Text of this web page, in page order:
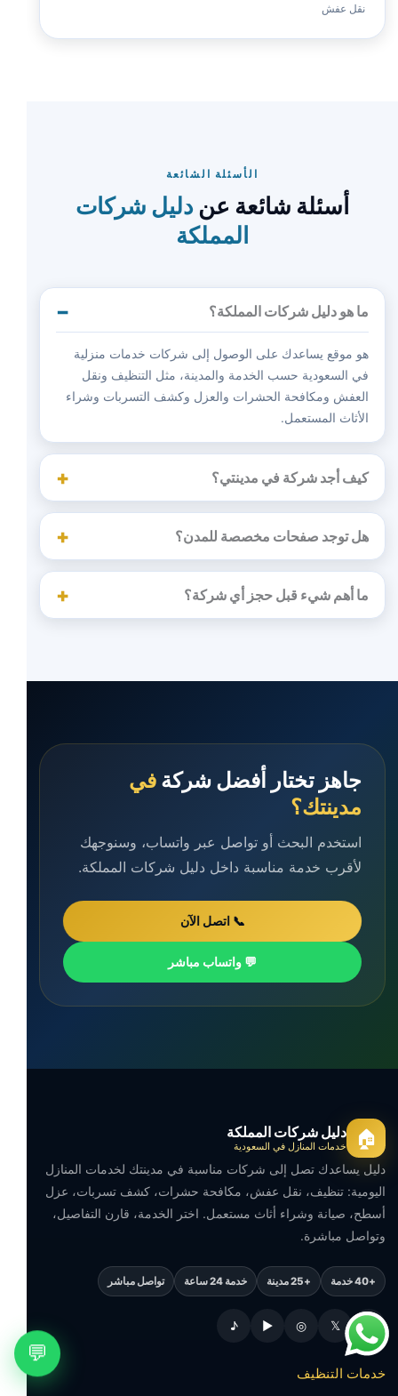
💬
نقل عفش
الأسئلة الشائعة
أسئلة شائعة عن دليل شركات
المملكة
ما هو دليل شركات المملكة؟
هو موقع يساعدك على الوصول إلى شركات خدمات منزلية
في السعودية حسب الخدمة والمدينة، مثل التنظيف ونقل
العفش ومكافحة الحشرات والعزل وكشف التسربات وشراء
الأثاث المستعمل.
كيف أجد شركة في مدينتي؟
هل توجد صفحات مخصصة للمدن؟
ما أهم شيء قبل حجز أي شركة؟
جاهز تختار أفضل شركة في
مدينتك؟
استخدم البحث أو تواصل عبر واتساب، وسنوجهك
لأقرب خدمة مناسبة داخل دليل شركات المملكة.
📞 اتصل الآن
💬 واتساب مباشر
🏠 دليل شركات المملكة
خدمات المنازل في السعودية
دليل يساعدك تصل إلى شركات مناسبة في مدينتك لخدمات المنازل
اليومية: تنظيف، نقل عفش، مكافحة حشرات، كشف تسربات، عزل
أسطح، صيانة وشراء أثاث مستعمل. اختر الخدمة، قارن التفاصيل،
وتواصل مباشرة.
+40 خدمة +25 مدينة خدمة 24 ساعة تواصل مباشر
𝕏
◎
▶
♪
خدمات التنظيف